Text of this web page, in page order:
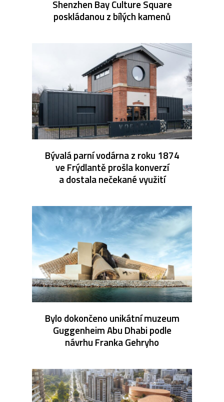
Shenzhen Bay Culture Square
poskládanou z bílých kamenů
Bývalá parní vodárna z roku 1874
ve Frýdlantě prošla konverzí
a dostala nečekané využití
Bylo dokončeno unikátní muzeum
Guggenheim Abu Dhabi podle
návrhu Franka Gehryho